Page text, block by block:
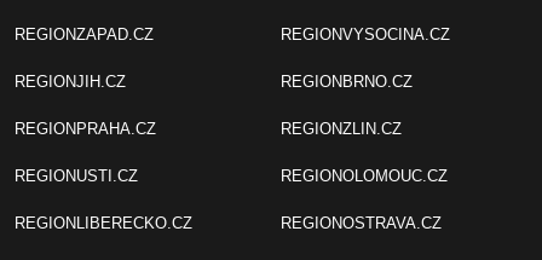
REGIONZAPAD.CZ
REGIONJIH.CZ
REGIONPRAHA.CZ
REGIONUSTI.CZ
REGIONLIBERECKO.CZ
REGIONVYSOCINA.CZ
REGIONBRNO.CZ
REGIONZLIN.CZ
REGIONOLOMOUC.CZ
REGIONOSTRAVA.CZ